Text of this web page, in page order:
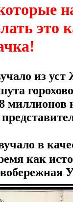
это
из
миллионов
в
как